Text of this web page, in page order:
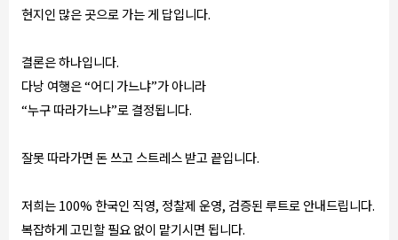
현지인 많은 곳으로 가는 게 답입니다.
결론은 하나입니다.
다낭 여행은 “어디 가느냐”가 아니라
“누구 따라가느냐”로 결정됩니다.
잘못 따라가면 돈 쓰고 스트레스 받고 끝입니다.
저희는 100% 한국인 직영, 정찰제 운영, 검증된 루트로 안내드립니다.
복잡하게 고민할 필요 없이 맡기시면 됩니다.